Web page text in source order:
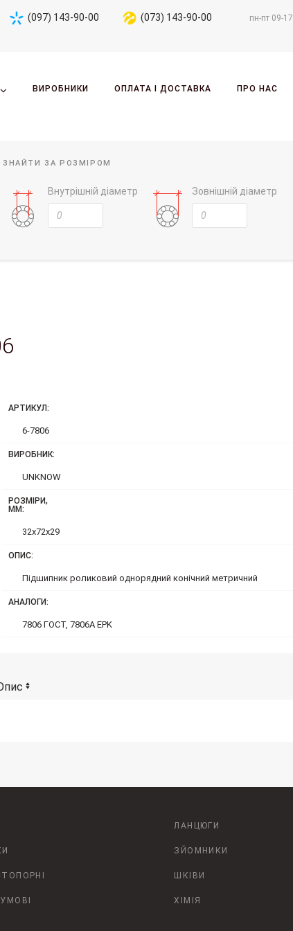
пн-пт 09-17
(097) 143-90-00 (073) 143-90-00
ВИРОБНИКИ ОПЛАТА І ДОСТАВКА ПРО НАС
ЗНАЙТИ ЗА РОЗМІРОМ
Внутрішній діаметр Зовнішній діаметр
АРТИКУЛ:
6-7806
ВИРОБНИК:
UNKNOW
РОЗМІРИ,
ММ:
32x72x29
ОПИС:
Підшипник роликовий однорядний конічний метричний
АНАЛОГИ:
7806 ГОСТ, 7806A EPK
ЛАНЦЮГИ
ЗЙОМНИКИ
ШКІВИ
ХІМІЯ